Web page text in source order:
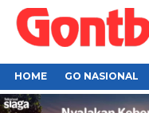
HOME GO NASIONAL